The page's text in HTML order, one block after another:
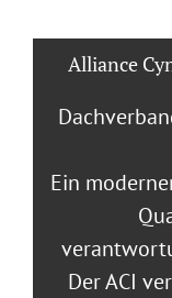
Alliance
Ein
Der ACI